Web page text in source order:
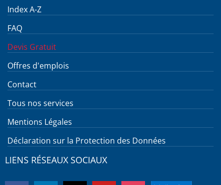
Index A-Z
FAQ
Devis Gratuit
Offres d'emplois
Contact
Tous nos services
Mentions Légales
Déclaration sur la Protection des Données
LIENS RÉSEAUX SOCIAUX